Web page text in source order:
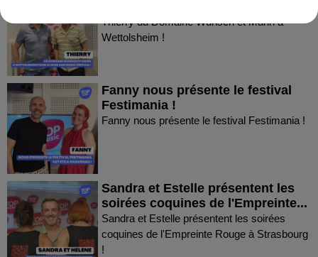
Thierry du Domaine Wunsch et Mann à
Wettolsheim !
Fanny nous présente le festival
Festimania !
Fanny nous présente le festival Festimania !
Sandra et Estelle présentent les
soirées coquines de l'Empreinte...
Sandra et Estelle présentent les soirées
coquines de l'Empreinte Rouge à Strasbourg
!